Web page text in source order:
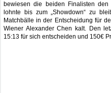
bewiesen die beiden Finalisten
lohnte bis zum „Showdown“ zu
Matchbälle in der Entscheidung für
Wiener Alexander Chen kalt. Den
15:13 für sich entscheiden und 150€